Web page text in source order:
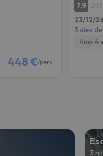
448 €/pers.
7.9
23/12/
3 dies
Amb 4
3